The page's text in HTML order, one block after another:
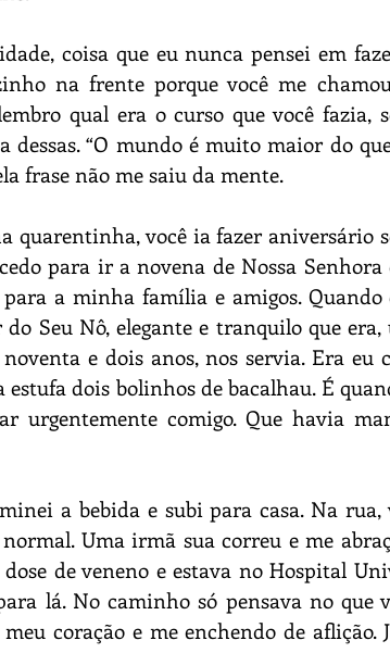
coisa que eu nunca pensei em
na frente porque você me
qual era o curso que você fazia,
dessas. “O mundo é muito maior do
frase não me saiu da mente.
quarentinha, você ia fazer aniversário
para ir a novena de Nossa Senhora
para a minha família e amigos. Quando
Seu Nô, elegante e tranquilo que
e dois anos, nos servia. Era eu
dois bolinhos de bacalhau. É
urgentemente comigo. Que havia
a bebida e subi para casa. Na
Uma irmã sua correu e me
de veneno e estava no Hospital
lá. No caminho só pensava no que
coração e me enchendo de aflição.